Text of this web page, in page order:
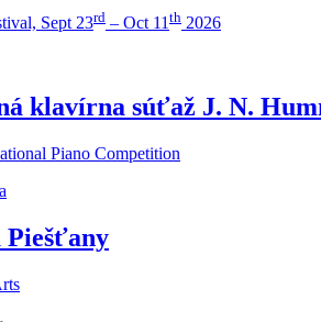
Sept 23rd – Oct 11 th 2026
klavírna súťaž J. N.
Piano Competition
Piešťany